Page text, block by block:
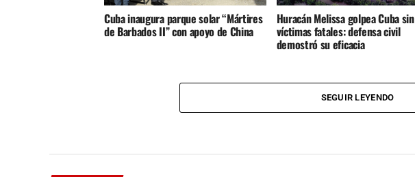
Cuba inaugura parque solar “Mártires
de Barbados II” con apoyo de China
Huracán Melissa golpea Cuba sin
víctimas fatales: defensa civil
demostró su eficacia
SEGUIR LEYENDO